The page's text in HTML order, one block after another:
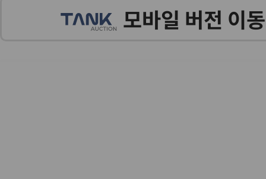
모바일 버전 이동